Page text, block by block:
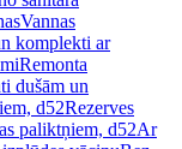
Vannas
komplekti ar
Remonta
dušām un
d52Rezerves
paliktņiem, d52Ar